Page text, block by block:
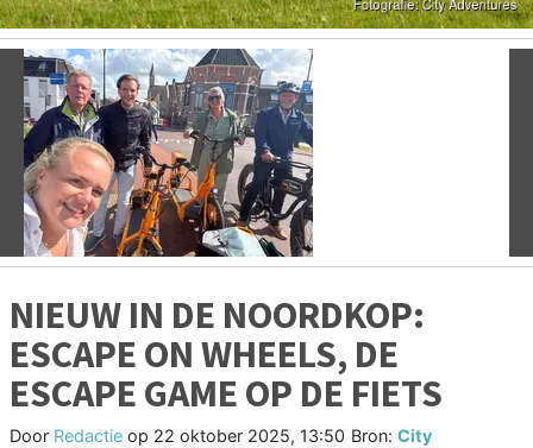
Vorige
NIEUW IN DE NOORDKOP:
ESCAPE ON WHEELS, DE
ESCAPE GAME OP DE FIETS
Door Redactie op 22 oktober 2025, 13:50 Bron:City